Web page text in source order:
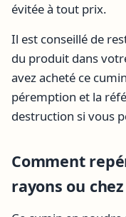
évitée à tout prix.
Il est conseillé de
du produit dans
avez acheté ce
péremption et la
destruction si vous
Comment
rayons ou